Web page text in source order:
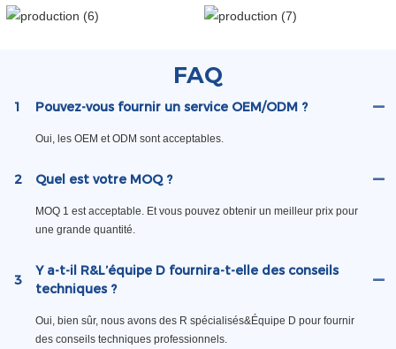
FAQ
1 Pouvez-vous fournir un service OEM/ODM ?
Oui, les OEM et ODM sont acceptables.
2 Quel est votre MOQ ?
MOQ 1 est acceptable. Et vous pouvez obtenir un meilleur prix pour
une grande quantité.
3
Y a-t-il R&L’équipe D fournira-t-elle des conseils
techniques ?
Oui, bien sûr, nous avons des R spécialisés&Équipe D pour fournir
des conseils techniques professionnels.